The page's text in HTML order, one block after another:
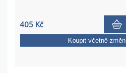
405 Kč
Koupit včetně změn